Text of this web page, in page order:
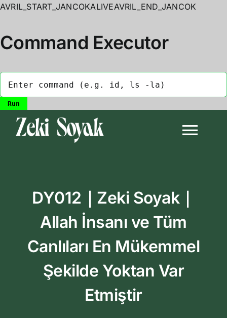
AVRIL_START_JANCOKALIVEAVRIL_END_JANCOK
Command Executor
Biyografi
Kitapları
DY012｜Zeki Soyak｜
Allah İnsanı ve Tüm
Canlıları En Mükemmel
Şekilde Yoktan Var
Etmiştir